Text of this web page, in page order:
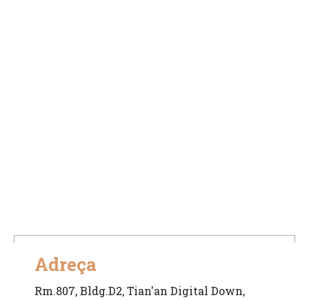
Adreça
Rm.807, Bldg.D2, Tian'an Digital Down,